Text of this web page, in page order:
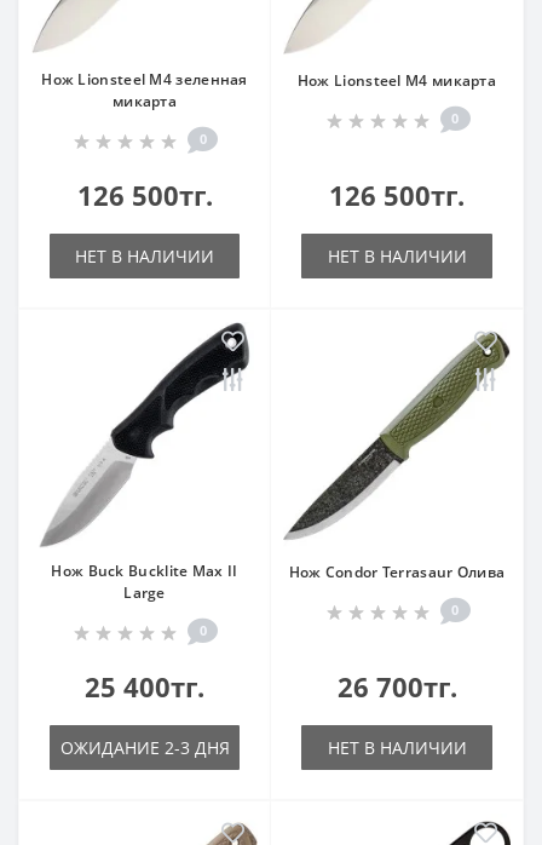
Нож Lionsteel M4 зеленная
микарта
0
126 500тг.
НЕТ В НАЛИЧИИ
Нож Lionsteel M4 микарта
0
126 500тг.
НЕТ В НАЛИЧИИ
Нож Buck Bucklite Max II
Large
0
25 400тг.
ОЖИДАНИЕ 2-3 ДНЯ
Нож Condor Terrasaur Олива
0
26 700тг.
НЕТ В НАЛИЧИИ